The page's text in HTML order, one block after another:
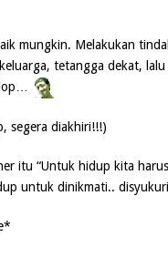
mungkin. Melakukan
tetangga dekat,
segera diakhiri!!!)
itu “Untuk hidup kita harus
untuk dinikmati..